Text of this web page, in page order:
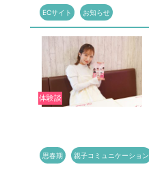
ECサイト お知らせ
体験談
思春期 親子コミュニケーション